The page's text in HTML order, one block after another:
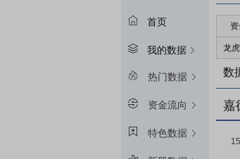
首页
我的数据
热门数据
资金流向
特色数据
龙
数
嘉